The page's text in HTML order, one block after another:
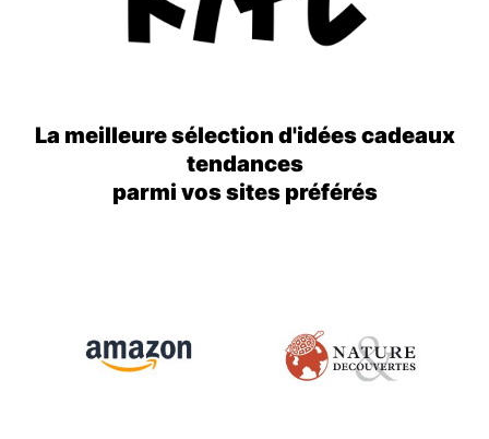
La meilleure sélection d'idées cadeaux
tendances
parmi vos sites préférés